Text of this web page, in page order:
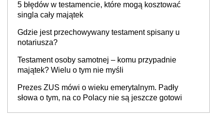
obdarowanego
5 błędów w testamencie, które mogą kosztować
singla cały majątek
Gdzie jest przechowywany testament spisany u
notariusza?
Testament osoby samotnej – komu przypadnie
majątek? Wielu o tym nie myśli
Prezes ZUS mówi o wieku emerytalnym. Padły
słowa o tym, na co Polacy nie są jeszcze gotowi